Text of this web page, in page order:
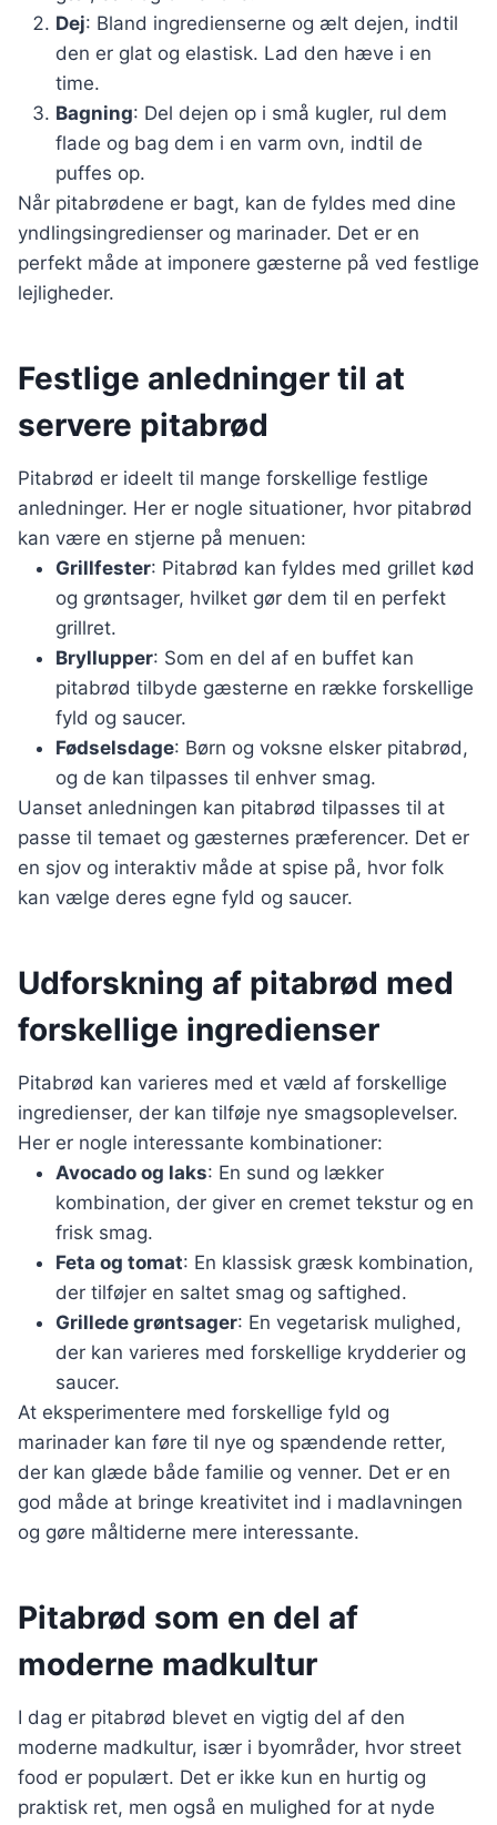
Dej: Bland ingredienserne og ælt dejen, indtil
den er glat og elastisk. Lad den hæve i en
time.
Bagning: Del dejen op i små kugler, rul dem
flade og bag dem i en varm ovn, indtil de
puffes op.
Når pitabrødene er bagt, kan de fyldes med dine
yndlingsingredienser og marinader. Det er en
perfekt måde at imponere gæsterne på ved festlige
lejligheder.
Festlige anledninger til at
servere pitabrød
Pitabrød er ideelt til mange forskellige festlige
anledninger. Her er nogle situationer, hvor pitabrød
kan være en stjerne på menuen:
Grillfester: Pitabrød kan fyldes med grillet kød
og grøntsager, hvilket gør dem til en perfekt
grillret.
Bryllupper: Som en del af en buffet kan
pitabrød tilbyde gæsterne en række forskellige
fyld og saucer.
Fødselsdage: Børn og voksne elsker pitabrød,
og de kan tilpasses til enhver smag.
Uanset anledningen kan pitabrød tilpasses til at
passe til temaet og gæsternes præferencer. Det er
en sjov og interaktiv måde at spise på, hvor folk
kan vælge deres egne fyld og saucer.
Udforskning af pitabrød med
forskellige ingredienser
Pitabrød kan varieres med et væld af forskellige
ingredienser, der kan tilføje nye smagsoplevelser.
Her er nogle interessante kombinationer:
Avocado og laks: En sund og lækker
kombination, der giver en cremet tekstur og en
frisk smag.
Feta og tomat: En klassisk græsk kombination,
der tilføjer en saltet smag og saftighed.
Grillede grøntsager: En vegetarisk mulighed,
der kan varieres med forskellige krydderier og
saucer.
At eksperimentere med forskellige fyld og
marinader kan føre til nye og spændende retter,
der kan glæde både familie og venner. Det er en
god måde at bringe kreativitet ind i madlavningen
og gøre måltiderne mere interessante.
Pitabrød som en del af
moderne madkultur
I dag er pitabrød blevet en vigtig del af den
moderne madkultur, især i byområder, hvor street
food er populært. Det er ikke kun en hurtig og
praktisk ret, men også en mulighed for at nyde